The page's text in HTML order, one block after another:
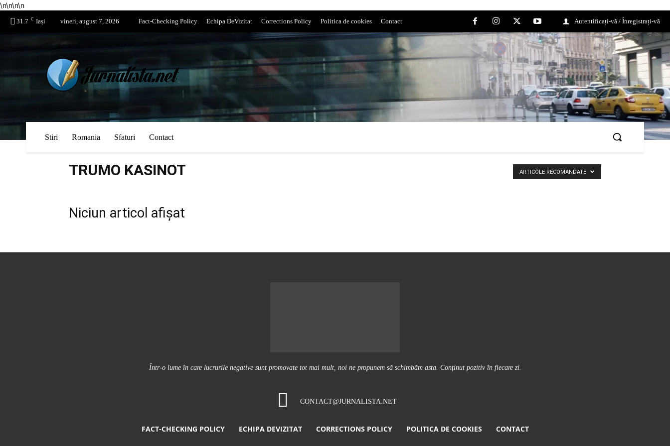
\n\n\n\n
31.7 C Iași vineri, august 7, 2026 Fact-Checking Policy Echipa DeVizitat Corrections Policy Politica de cookies Contact Autentificați-vă / Înregistrați-vă
Stiri Romania Sfaturi Contact
TRUMO KASINOT ARTICOLE RECOMANDATE
Niciun articol afișat
Într-o lume în care lucrurile negative sunt promovate tot mai mult, noi ne propunem să schimbăm asta. Conţinut pozitiv în fiecare zi.
CONTACT@JURNALISTA.NET
FACT-CHECKING POLICY ECHIPA DEVIZITAT CORRECTIONS POLICY POLITICA DE COOKIES CONTACT